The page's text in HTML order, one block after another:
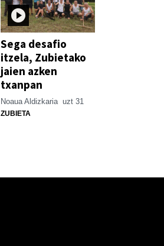
Sega desafio
itzela, Zubietako
jaien azken
txanpan
Noaua Aldizkaria uzt 31
ZUBIETA